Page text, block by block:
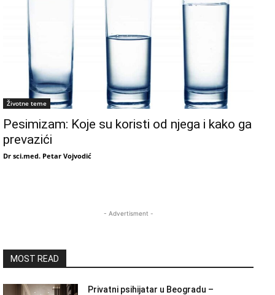
Životne teme
Pesimizam: Koje su koristi od njega i kako ga
prevazići
Dr sci.med. Petar Vojvodić
- Advertisment -
MOST READ
Privatni psihijatar u Beogradu –